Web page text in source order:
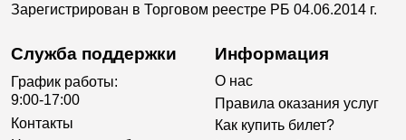
Зарегистрирован в Торговом реестре РБ 04.06.2014 г.
Служба поддержки
График работы:
9:00-17:00
Контакты
Информация
О нас
Правила оказания услуг
Как купить билет?